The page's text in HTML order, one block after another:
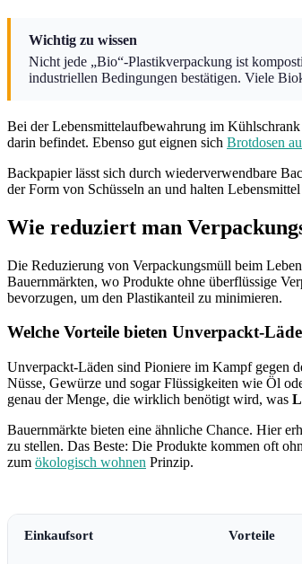
Wichtig zu wissen
Nicht jede „Bio“-Plastikverpackung ist
industriellen Bedingungen bestätigen. Viele
Bei der Lebensmittelaufbewahrung im
darin befindet. Ebenso gut eignen sich Brotdosen
Backpapier lässt sich durch wiederverwendbare
der Form von Schüsseln an und halten
Wie reduziert man
Die Reduzierung von Verpackungsmüll beim
Bauernmärkten, wo Produkte ohne überflüssige
bevorzugen, um den Plastikanteil zu minimieren.
Welche Vorteile bieten Unverpackt-
Unverpackt-Läden sind Pioniere im Kampf gegen
Nüsse, Gewürze und sogar Flüssigkeiten wie Öl
genau der Menge, die wirklich benötigt wird, was
Bauernmärkte bieten eine ähnliche Chance. Hier
zu stellen. Das Beste: Die Produkte kommen oft
zum ökologisch wohnen Prinzip.
Einkaufsort Vorteile